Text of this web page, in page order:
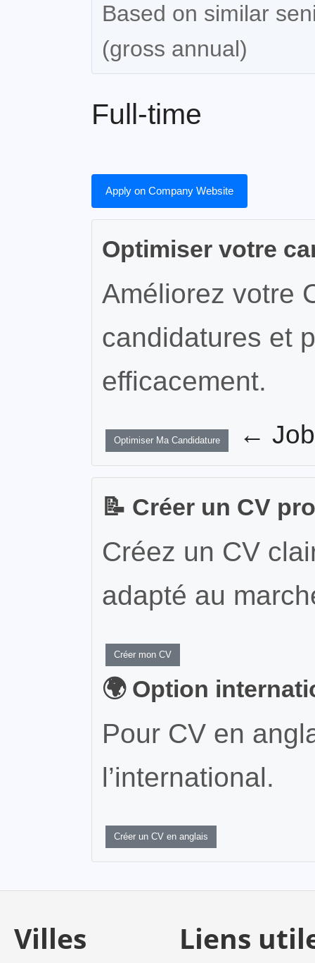
Based on similar
(gross annual)
Full-time
Apply on Company Website
Optimiser votre
Améliorez votre
candidatures et
efficacement.
Optimiser Ma Candidature ←
📝 Créer un CV
Créez un CV
adapté au
Créer mon CV
🌍 Option
Pour CV en
l’international.
Créer un CV en anglais
Villes
Liens